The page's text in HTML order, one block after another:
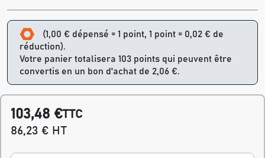
(1,00 € dépensé = 1 point, 1 point = 0,02 € de
réduction).
Votre panier totalisera 103 points qui peuvent être
convertis en un bon d'achat de 2,06 €.
103,48 €TTC
86,23 € HT